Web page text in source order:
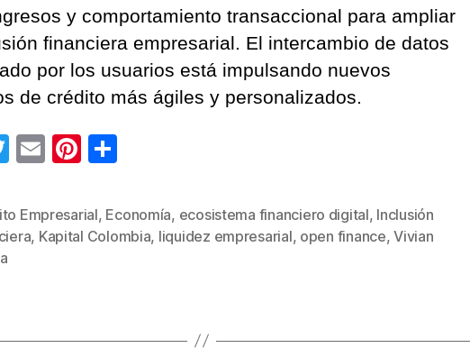
y comportamiento transaccional para ampliar
financiera empresarial. El intercambio de datos
por los usuarios está impulsando nuevos
de crédito más ágiles y personalizados.
T
tt
er
E
ail
Pi
er
e
m
p
Empresarial, Economía, ecosistema financiero digital, Inclusión
, Kapital Colombia, liquidez empresarial, open finance,Vivian